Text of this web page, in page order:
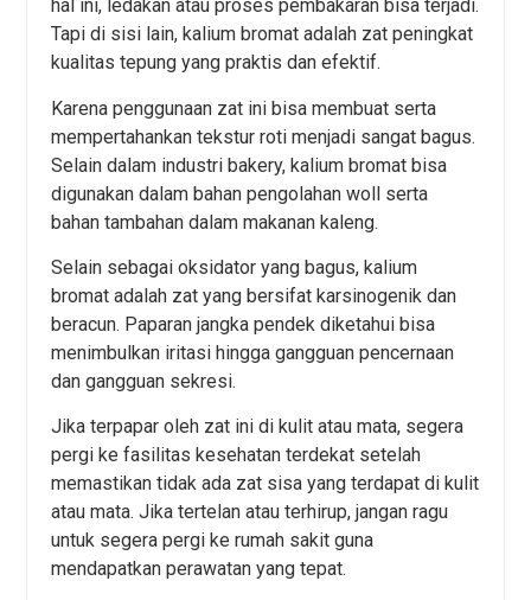
hal ini, ledakan atau proses pembakaran bisa terjadi.
Tapi di sisi lain, kalium bromat adalah zat peningkat
kualitas tepung yang praktis dan efektif.
Karena penggunaan zat ini bisa membuat serta
mempertahankan tekstur roti menjadi sangat bagus.
Selain dalam industri bakery, kalium bromat bisa
digunakan dalam bahan pengolahan woll serta
bahan tambahan dalam makanan kaleng.
Selain sebagai oksidator yang bagus, kalium
bromat adalah zat yang bersifat karsinogenik dan
beracun. Paparan jangka pendek diketahui bisa
menimbulkan iritasi hingga gangguan pencernaan
dan gangguan sekresi.
Jika terpapar oleh zat ini di kulit atau mata, segera
pergi ke fasilitas kesehatan terdekat setelah
memastikan tidak ada zat sisa yang terdapat di kulit
atau mata. Jika tertelan atau terhirup, jangan ragu
untuk segera pergi ke rumah sakit guna
mendapatkan perawatan yang tepat.